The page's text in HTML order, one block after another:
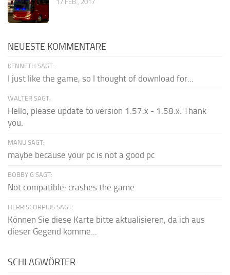
17 FEB., 2017
NEUESTE KOMMENTARE
KENNETH SAGT:
I just like the game, so I thought of download for...
WALTER SAGT:
Hello, please update to version 1.57.x - 1.58.x. Thank
you.
MANU SAGT:
maybe because your pc is not a good pc
BOBBY G SAGT:
Not compatible: crashes the game
HERR SCORPIUS SAGT:
Können Sie diese Karte bitte aktualisieren, da ich aus
dieser Gegend komme...
SCHLAGWÖRTER